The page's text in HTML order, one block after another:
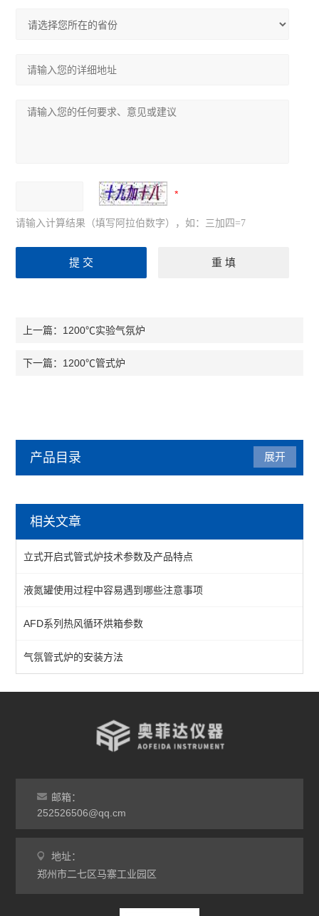
请输入计算结果（填写阿拉伯数字），如：三加四=7
上一篇： 1200℃实验气氛炉
下一篇： 1200℃管式炉
产品目录
箱式气氛炉
1200℃气氛炉
1400℃气氛炉
1700℃气氛炉
真空气氛炉
查看全部 >>
展开
相关文章
立式开启式管式炉技术参数及产品特点
液氮罐使用过程中容易遇到哪些注意事项
AFD系列热风循环烘箱参数
气氛管式炉的安装方法
邮箱：
252526506@qq.cm
地址：
郑州市二七区马寨工业园区